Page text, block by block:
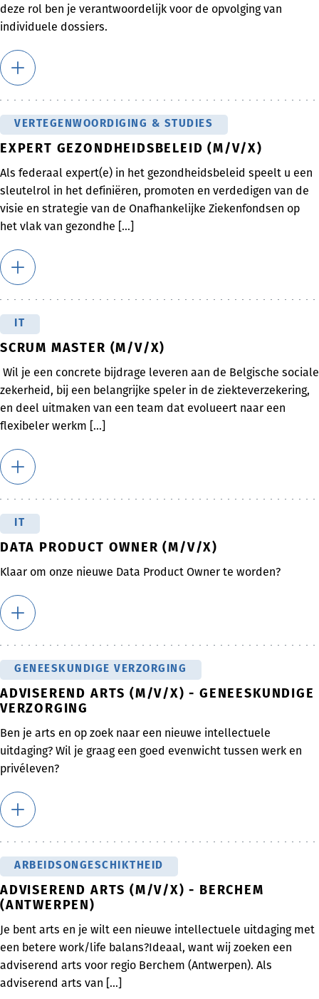
deze rol ben je verantwoordelijk voor de opvolging van
individuele dossiers.
VERTEGENWOORDIGING & STUDIES
EXPERT GEZONDHEIDSBELEID (M/V/X)
Als federaal expert(e) in het gezondheidsbeleid speelt u een
sleutelrol in het definiëren, promoten en verdedigen van de
visie en strategie van de Onafhankelijke Ziekenfondsen op
het vlak van gezondhe [...]
SCRUM MASTER (M/V/X)
Wil je een concrete bijdrage leveren aan de Belgische sociale
zekerheid, bij een belangrijke speler in de ziekteverzekering,
en deel uitmaken van een team dat evolueert naar een
flexibeler werkm [...]
DATA PRODUCT OWNER (M/V/X)
Klaar om onze nieuwe Data Product Owner te worden?
GENEESKUNDIGE VERZORGING
ADVISEREND ARTS (M/V/X) - GENEESKUNDIGE
VERZORGING
Ben je arts en op zoek naar een nieuwe intellectuele
uitdaging? Wil je graag een goed evenwicht tussen werk en
privéleven?
ARBEIDSONGESCHIKTHEID
ADVISEREND ARTS (M/V/X) - BERCHEM
(ANTWERPEN)
Je bent arts en je wilt een nieuwe intellectuele uitdaging met
een betere work/life balans?Ideaal, want wij zoeken een
adviserend arts voor regio Berchem (Antwerpen). Als
adviserend arts van [...]